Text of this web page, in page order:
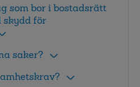
som bor i bostadsrätt
skydd för
saker?